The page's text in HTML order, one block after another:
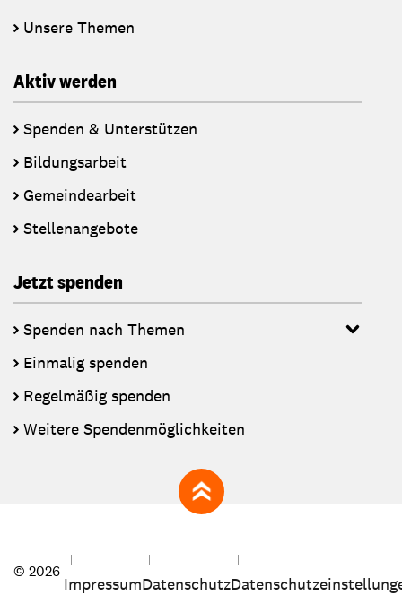
Unsere Themen
Aktiv werden
Spenden & Unterstützen
Bildungsarbeit
Gemeindearbeit
Stellenangebote
Jetzt spenden
Spenden nach Themen
Einmalig spenden
Regelmäßig spenden
Weitere Spendenmöglichkeiten
zum Seitenanfang
© 2026
ImpressumDatenschutz